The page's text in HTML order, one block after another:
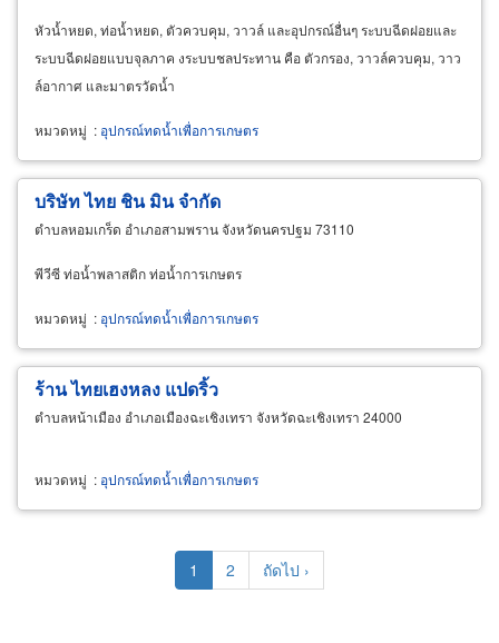
หัวน้ำหยด, ท่อน้ำหยด, ตัวควบคุม, วาวล์ และอุปกรณ์อื่นๆ ระบบฉีดฝอยและ
ระบบฉีดฝอยแบบจุลภาค งระบบชลประทาน คือ ตัวกรอง, วาวล์ควบคุม, วาว
ล์อากาศ และมาตรวัดน้ำ
หมวดหมู่ : อุปกรณ์ทดน้ำเพื่อการเกษตร
บริษัท ไทย ชิน มิน จำกัด
ตำบลหอมเกร็ด อำเภอสามพราน จังหวัดนครปฐม 73110
พีวีซี ท่อน้ำพลาสติก ท่อน้ำการเกษตร
หมวดหมู่ : อุปกรณ์ทดน้ำเพื่อการเกษตร
ร้าน ไทยเฮงหลง แปดริ้ว
ตำบลหน้าเมือง อำเภอเมืองฉะเชิงเทรา จังหวัดฉะเชิงเทรา 24000
หมวดหมู่ : อุปกรณ์ทดน้ำเพื่อการเกษตร
Current
page
1 Page
2
Next
page
ถัดไป ›